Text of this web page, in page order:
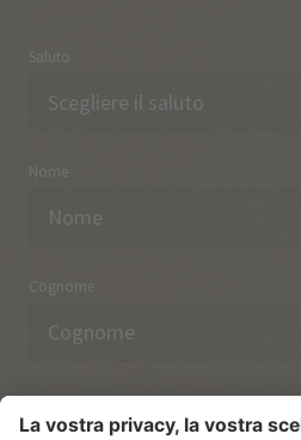
Saluto
Nome
Cognome
Indirizzo email